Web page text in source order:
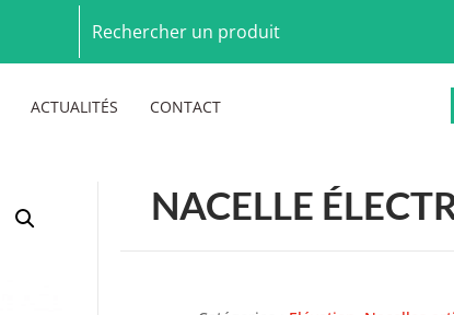
ACTUALITÉS CONTACT
NACELLE